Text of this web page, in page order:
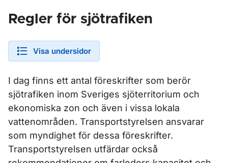
Regler för sjötrafiken
Visa undersidor
I dag finns ett antal föreskrifter som berör
sjötrafiken inom Sveriges sjöterritorium och
ekonomiska zon och även i vissa lokala
vattenområden. Transportstyrelsen ansvarar
som myndighet för dessa föreskrifter.
Transportstyrelsen utfärdar också